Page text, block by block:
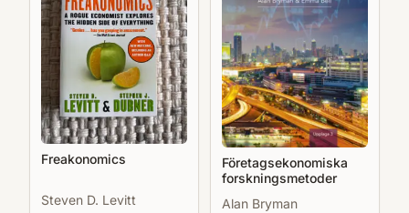
Freakonomics
Steven D. Levitt
Företagsekonomiska
forskningsmetoder
Alan Bryman